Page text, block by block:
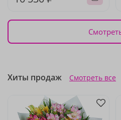
Хиты продаж Смотреть все